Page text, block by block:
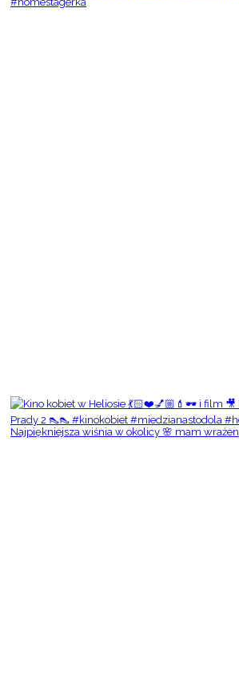
Najpiękniejsza wiśnia w okolicy 🌸 mam wrażen